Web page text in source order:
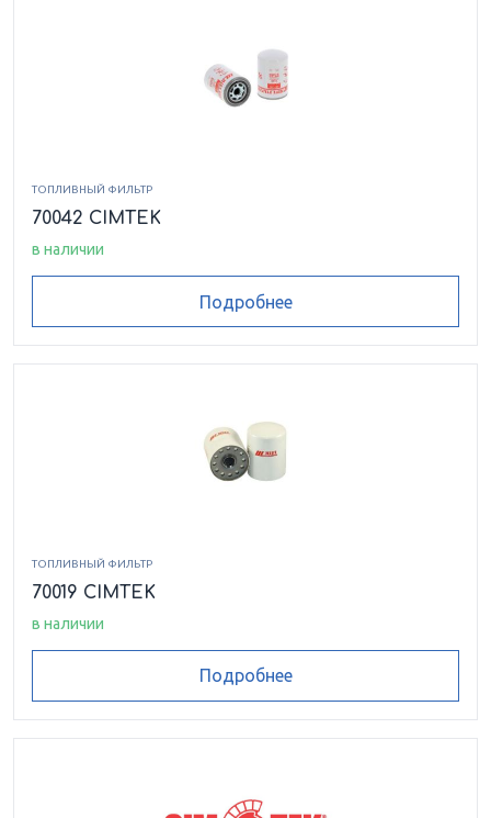
ТОПЛИВНЫЙ ФИЛЬТР
70042 CIMTEK
в наличии
Подробнее
ТОПЛИВНЫЙ ФИЛЬТР
70019 CIMTEK
в наличии
Подробнее